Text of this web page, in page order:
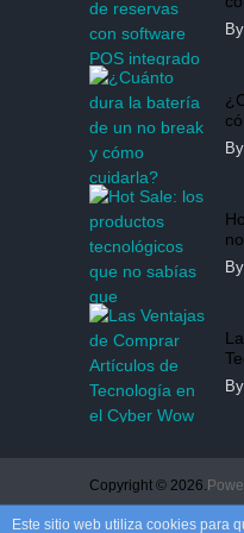
By
By
By
By
Copyright © 2026.
Este sitio web utiliza cookies para